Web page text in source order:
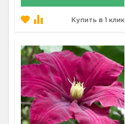
Купить в 1 клик